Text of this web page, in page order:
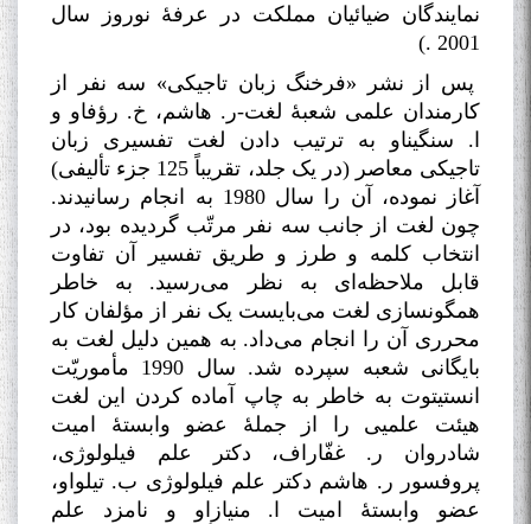
نمایندگان ضیائیان مملکت در عرفۀ نوروز سال
2001
.
)
پس از نشر «فرخنگ زبان تاجیکی» سه نفر از
کارمندان علمی شعبۀ لغت-ر. هاشم، خ. رؤفاو و
ا. سنگیناو به ترتیب دادن لغت تفسیری زبان
تاجیکی معاصر (در یک جلد، تقریباً 125 جزء تألیفی)
آغاز نموده، آن را سال 1980 به انجام رسانیدند.
چون لغت از جانب سه نفر مرتّب گردیده بود، در
انتخاب کلمه و طرز و طریق تفسیر آن تفاوت
قابل ملاحظه‌ای به نظر می‌رسید. به خاطر
همگونسازی لغت می‌بایست یک نفر از مؤلفان کار
محرری آن را انجام می‌داد. به همین دلیل لغت به
بایگانی شعبه سپرده شد. سال 1990 مأموریّت
انستیتوت به خاطر به چاپ آماده کردن این لغت
هیئت علمیی را از جملۀ عضو وابستۀ امیت
شادروان ر. غفّاراف، دکتر علم فیلولوژی،
پروفسور ر. هاشم دکتر علم فیلولوژی ب. تیلواو،
عضو وابستۀ امیت ا. منیازاو و نامزد علم